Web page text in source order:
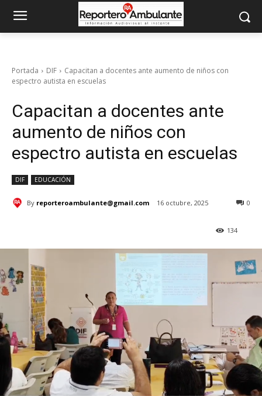
Portada DIF
Capacitan a docentes ante aumento de niños con
espectro autista en escuelas
Capacitan a docentes ante
aumento de niños con
espectro autista en escuelas
DIF EDUCACIÓN
By reporteroambulante@gmail.com 16 octubre, 2025 0
134